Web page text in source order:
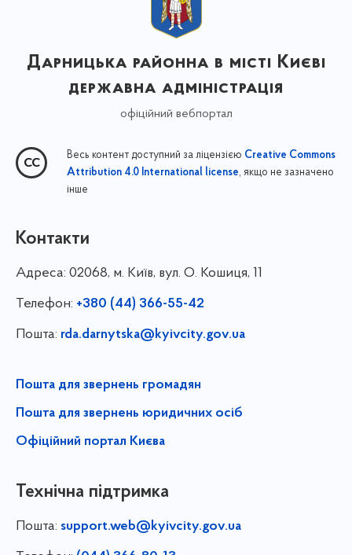
Дарницька районна в місті Києві
державна адміністрація
офіційний вебпортал
Весь контент доступний за ліцензією Creative Commons
Attribution 4.0 International license, якщо не зазначено
інше
Контакти
Адреса: 02068, м. Київ, вул. О. Кошиця, 11
Телефон: +380 (44) 366-55-42
Пошта: rda.darnytska@kyivcity.gov.ua
Пошта для звернень громадян
Пошта для звернень юридичних осіб
Офіційний портал Києва
Технічна підтримка
Пошта: support.web@kyivcity.gov.ua